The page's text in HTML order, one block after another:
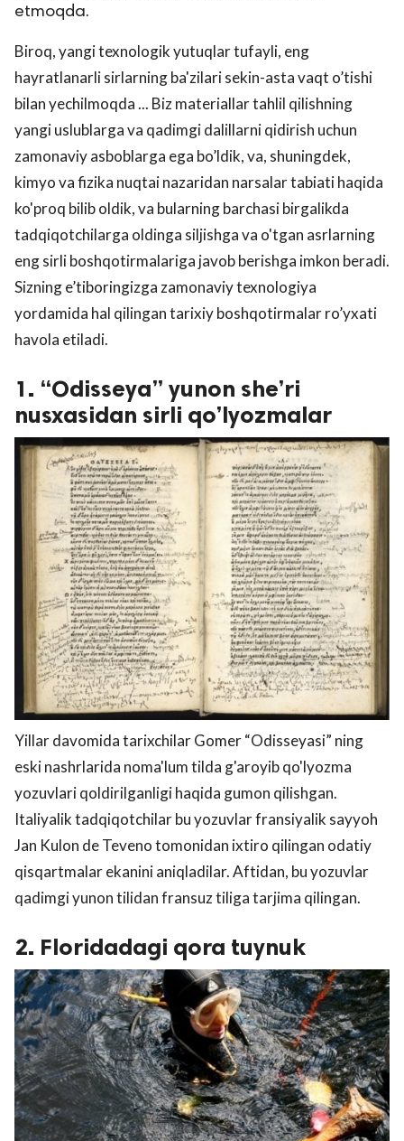
etmoqda.
Biroq, yangi texnologik yutuqlar tufayli, eng
hayratlanarli sirlarning ba'zilari sekin-asta vaqt o’tishi
bilan yechilmoqda ... Biz materiallar tahlil qilishning
yangi uslublarga va qadimgi dalillarni qidirish uchun
zamonaviy asboblarga ega bo’ldik, va, shuningdek,
kimyo va fizika nuqtai nazaridan narsalar tabiati haqida
ko'proq bilib oldik, va bularning barchasi birgalikda
tadqiqotchilarga oldinga siljishga va o'tgan asrlarning
eng sirli boshqotirmalariga javob berishga imkon beradi.
Sizning e’tiboringizga zamonaviy texnologiya
yordamida hal qilingan tarixiy boshqotirmalar ro’yxati
havola etiladi.
1. “Odisseya” yunon she’ri
nusxasidan sirli qo’lyozmalar
Yillar davomida tarixchilar Gomer “Odisseyasi” ning
eski nashrlarida noma'lum tilda g'aroyib qo'lyozma
yozuvlari qoldirilganligi haqida gumon qilishgan.
Italiyalik tadqiqotchilar bu yozuvlar fransiyalik sayyoh
Jan Kulon de Teveno tomonidan ixtiro qilingan odatiy
qisqartmalar ekanini aniqladilar. Aftidan, bu yozuvlar
qadimgi yunon tilidan fransuz tiliga tarjima qilingan.
2. Floridadagi qora tuynuk